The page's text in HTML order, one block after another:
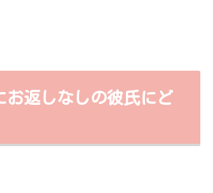
お返しなしの彼氏にど